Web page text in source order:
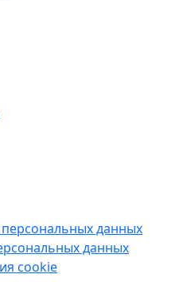
данных
данных
cookie